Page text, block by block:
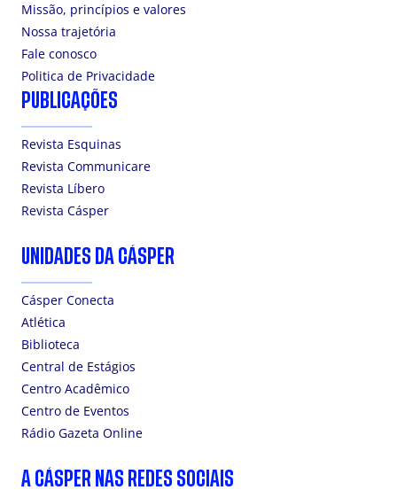
Missão, princípios e valores
Nossa trajetória
Fale conosco
Politica de Privacidade
PUBLICAÇÕES
Revista Esquinas
Revista Communicare
Revista Líbero
Revista Cásper
UNIDADES DA CÁSPER
Cásper Conecta
Atlética
Biblioteca
Central de Estágios
Centro Acadêmico
Centro de Eventos
Rádio Gazeta Online
A CÁSPER NAS REDES SOCIAIS